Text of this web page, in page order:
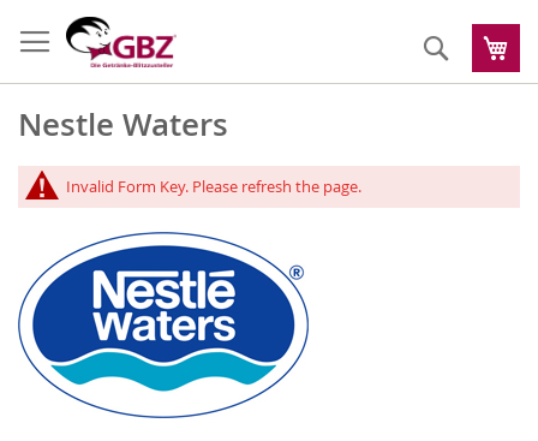
Inhalt
springen
Suche
Nestle Waters
Invalid Form Key. Please refresh the page.